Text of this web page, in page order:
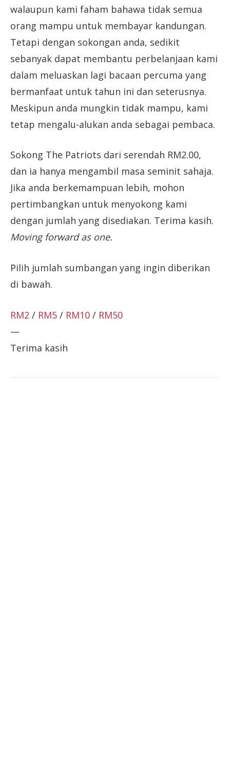
walaupun kami faham bahawa tidak semua
orang mampu untuk membayar kandungan.
Tetapi dengan sokongan anda, sedikit
sebanyak dapat membantu perbelanjaan kami
dalam meluaskan lagi bacaan percuma yang
bermanfaat untuk tahun ini dan seterusnya.
Meskipun anda mungkin tidak mampu, kami
tetap mengalu-alukan anda sebagai pembaca.
Sokong The Patriots dari serendah RM2.00,
dan ia hanya mengambil masa seminit sahaja.
Jika anda berkemampuan lebih, mohon
pertimbangkan untuk menyokong kami
dengan jumlah yang disediakan. Terima kasih.
Moving forward as one.
Pilih jumlah sumbangan yang ingin diberikan
di bawah.
RM2 / RM5 / RM10 / RM50
—
Terima kasih